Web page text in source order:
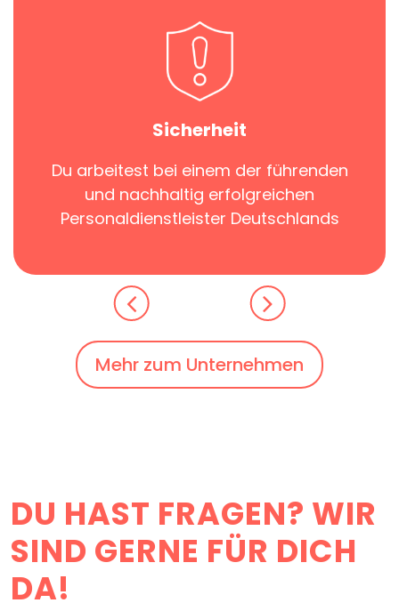
Sicherheit
Du arbeitest bei einem der führenden
und nachhaltig erfolgreichen
Personaldienstleister Deutschlands
Mehr zum Unternehmen
DU HAST FRAGEN? WIR
SIND GERNE FÜR DICH
DA!